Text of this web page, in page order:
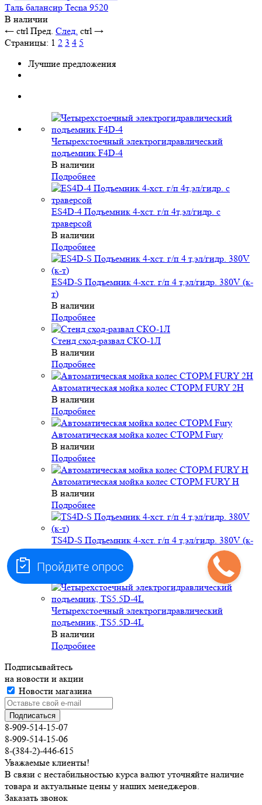
подъемник F4D-4
ES4D-4 Подъемник 4-хст. г/п 4т,эл/гидр. с траверсой
В наличии
Подробнее
ES4D-S Подъемник 4-хст. г/п 4 т,эл/гидр. 380V (к-т)
В наличии
Подробнее
Стенд сход-развал СКО-1Л
В наличии
Подробнее
Автоматическая мойка колес СТОРМ FURY 2H
В наличии
Подробнее
Автоматическая мойка колес СТОРМ Fury
В наличии
Подробнее
Автоматическая мойка колес СТОРМ FURY H
В наличии
Подробнее
TS4D-S Подъемник 4-хст. г/п 4 т,эл/гидр. 380V (к-т)
В наличии
Подробнее
Четырехстоечный электрогидравлический
подъемник, TS5.5D-4L
В наличии
Подробнее
Подписывайтесь
на новости и акции
Новости магазина
8-909-514-15-07
8-909-514-15-06
8-(384-2)-446-615
Уважаемые клиенты!
товара и актуальные цены у наших менеджеров.
Заказать звонок
2026 © Маркет
Компания
Информация
Помощь
О компании
Правовая информация
Контакты